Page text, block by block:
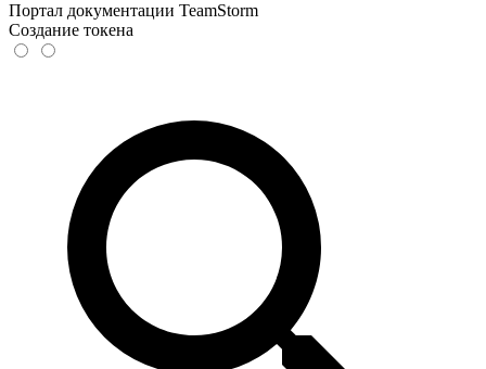
Портал документации TeamStorm
Создание токена